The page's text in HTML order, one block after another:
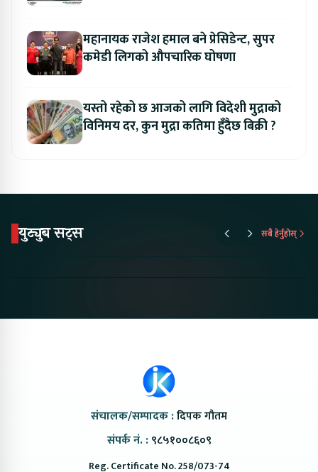
महानायक राजेश हमाल बने प्रेसिडेन्ट, सुपर
कमेडी लिगको औपचारिक घोषणा
यस्तो रहेको छ आजको लागि विदेशी मुद्राको
विनिमय दर, कुन मुद्रा कतिमा हुँदैछ बिक्री ?
युट्युब सट्स सबै हेर्नुहोस्
संचालक/सम्पादक :दिपक गौतम
संपर्क नं. : ९८५१००८६०९
Reg. Certificate No. 258/073-74